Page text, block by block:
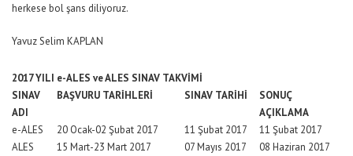
herkese bol şans diliyoruz.
Yavuz Selim KAPLAN
2017 YILI e-ALES ve ALES SINAV TAKVİMİ
SINAV
ADI
BAŞVURU TARİHLERİ SINAV TARİHİ
SONUÇ
AÇIKLAMA
e-ALES
20 Ocak-02 Şubat 2017 11 Şubat 2017
11 Şubat 2017
ALES
15 Mart-23 Mart 2017 07 Mayıs 2017
08 Haziran 2017